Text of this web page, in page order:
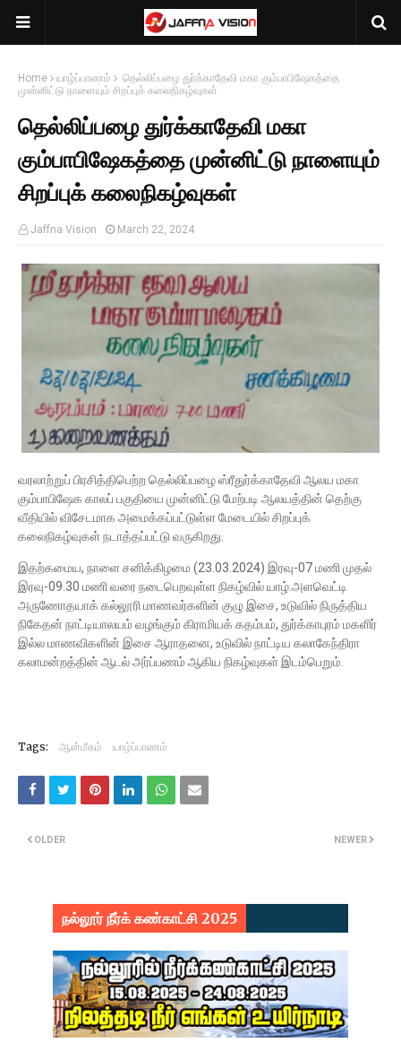
Home யாழ்ப்பாணம்
தெல்லிப்பழை துர்க்காதேவி மகா கும்பாபிஷேகத்தை
முன்னிட்டு நாளையும் சிறப்புக் கலைநிகழ்வுகள்
தெல்லிப்பழை துர்க்காதேவி மகா
கும்பாபிஷேகத்தை முன்னிட்டு நாளையும்
சிறப்புக் கலைநிகழ்வுகள்
Jaffna Vision March 22, 2024
வரலாற்றுப் பிரசித்திபெற்ற தெல்லிப்பழை ஸ்ரீதுர்க்காதேவி ஆலய மகா
கும்பாபிஷேக காலப் பகுதியை முன்னிட்டு மேற்படி ஆலயத்தின் தெற்கு
வீதியில் விசேடமாக அமைக்கப்பட்டுள்ள மேடையில் சிறப்புக்
கலைநிகழ்வுகள் நடாத்தப்பட்டு வருகிறது.
இதற்கமைய, நாளை சனிக்கிழமை (23.03.2024) இரவு-07 மணி முதல்
இரவு-09.30 மணி வரை நடைபெறவுள்ள நிகழ்வில் யாழ்.அளவெட்டி
அருணோதயாக் கல்லூரி மாணவர்களின் குழு இசை, உடுவில் நிருத்திய
நிகேதன் நாட்டியாலயம் வழங்கும் கிராமியக் கதம்பம், துர்க்காபுரம் மகளிர்
இல்ல மாணவிகளின் இசை ஆராதனை, உடுவில் நாட்டிய கலாகேந்திரா
கலாமன்றத்தின் ஆடல் அர்ப்பணம் ஆகிய நிகழ்வுகள் இடம்பெறும்.
Tags: ஆன்மீகம் யாழ்ப்பாணம்
NEWER
OLDER
நல்லூர் நீர்க் கண்காட்சி 2025